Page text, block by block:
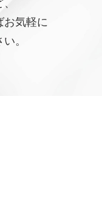
お気軽に
。